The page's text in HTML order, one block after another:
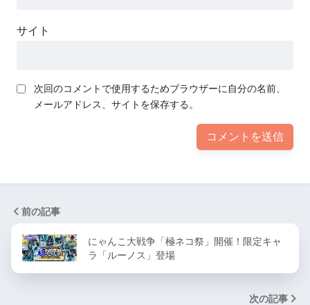
サイト
次回のコメントで使用するためブラウザーに自分の名前、
メールアドレス、サイトを保存する。
前の記事
にゃんこ大戦争「極ネコ祭」開催！限定キャ
ラ「ルーノス」登場
次の記事